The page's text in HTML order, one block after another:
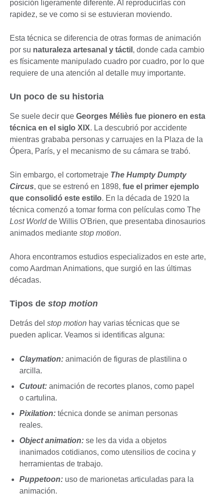
posición ligeramente diferente. Al reproducirlas con
rapidez, se ve como si se estuvieran moviendo.
Esta técnica se diferencia de otras formas de animación
por su naturaleza artesanal y táctil , donde cada cambio
es físicamente manipulado cuadro por cuadro, por lo que
requiere de una atención al detalle muy importante.
Un poco de su historia
Se suele decir que Georges Méliès fue pionero en esta
técnica en el siglo XIX. La descubrió por accidente
mientras grababa personas y carruajes en la Plaza de la
Ópera, París, y el mecanismo de su cámara se trabó.
Sin embargo, el cortometraje The Humpty Dumpty
Circus, que se estrenó en 1898, fue el primer ejemplo
que consolidó este estilo. En la década de 1920 la
técnica comenzó a tomar forma con películas como The
Lost Worldde Willis O'Brien, que presentaba dinosaurios
animados mediante stop motion.
Ahora encontramos estudios especializados en este arte,
como Aardman Animations, que surgió en las últimas
décadas.
Tipos de stop motion
Detrás del stop motion hay varias técnicas que se
pueden aplicar. Veamos si identificas alguna:
Claymation: animación de figuras de plastilina o
arcilla.
Cutout: animación de recortes planos, como papel
o cartulina.
Pixilation: técnica donde se animan personas
reales.
Object animation: se les da vida a objetos
inanimados cotidianos, como utensilios de cocina y
herramientas de trabajo.
Puppetoon: uso de marionetas articuladas para la
animación.